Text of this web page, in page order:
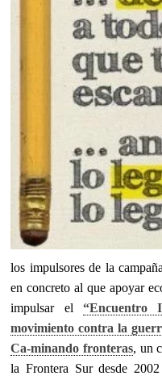
los impulsores de la
en concreto al que apoyar
impulsar el “Encuentro
movimiento contra la
Ca-minando fronteras, un
la Frontera Sur desde